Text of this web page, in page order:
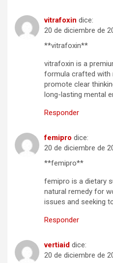
vitrafoxin dice:
20 de diciembre de
**vitrafoxin**
vitrafoxin is a
formula crafted with
promote clear
long-lasting mental
Responder
femipro dice:
20 de diciembre de
**femipro**
femipro is a dietary
natural remedy for
issues and seeking
Responder
vertiaid dice:
20 de diciembre de